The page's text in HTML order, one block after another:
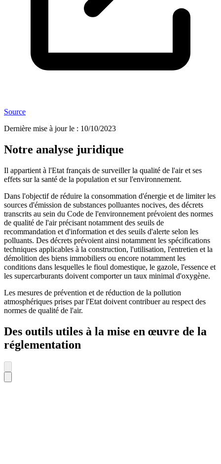
Source
Dernière mise à jour le : 10/10/2023
Notre analyse juridique
Il appartient à l'Etat français de surveiller la qualité de l'air et ses
effets sur la santé de la population et sur l'environnement.
Dans l'objectif de réduire la consommation d'énergie et de limiter les
sources d'émission de substances polluantes nocives, des décrets
transcrits au sein du Code de l'environnement prévoient des normes
de qualité de l'air précisant notamment des seuils de
recommandation et d'information et des seuils d'alerte selon les
polluants. Des décrets prévoient ainsi notamment les spécifications
techniques applicables à la construction, l'utilisation, l'entretien et la
démolition des biens immobiliers ou encore notamment les
conditions dans lesquelles le fioul domestique, le gazole, l'essence et
les supercarburants doivent comporter un taux minimal d'oxygène.
Les mesures de prévention et de réduction de la pollution
atmosphériques prises par l'Etat doivent contribuer au respect des
normes de qualité de l'air.
Des outils utiles à la mise en œuvre de la
réglementation